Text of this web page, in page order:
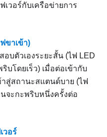
วอร์กับเครือข่ายการ
ขาเข้า)
บตัวเองระยะสั้น (ไฟ LED
บโดยเร็ว) เมื่อต่อเข้ากับ
าสู่สถานะสแตนด์บาย (ไฟ
จะกะพริบหนึ่งครั้งต่อ
วอร์